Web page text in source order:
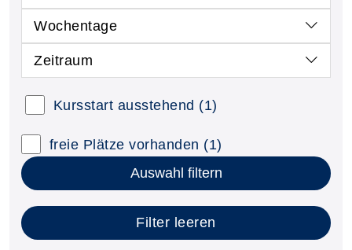
Wochentage
Zeitraum
Kursstart ausstehend (1)
freie Plätze vorhanden (1)
Auswahl filtern
Filter leeren